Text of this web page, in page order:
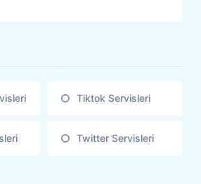
Tiktok Servisleri
Twitter Servisleri